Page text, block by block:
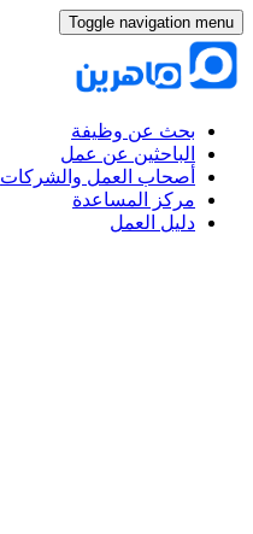
Toggle navigation menu
بحث عن وظيفة
الباحثين عن عمل
أصحاب العمل والشركات
مركز المساعدة
دليل العمل